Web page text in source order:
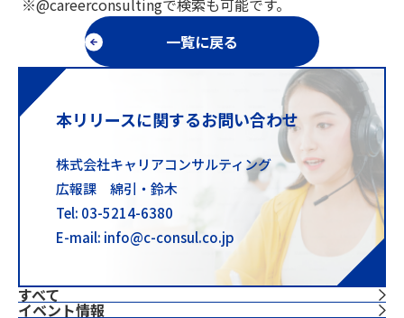
すべて
イベント情報
一覧に戻る
本リリースに関するお問い合わせ
株式会社キャリアコンサルティング
広報課 綿引・鈴木
Tel: 03-5214-6380
E-mail: info@c-consul.co.jp